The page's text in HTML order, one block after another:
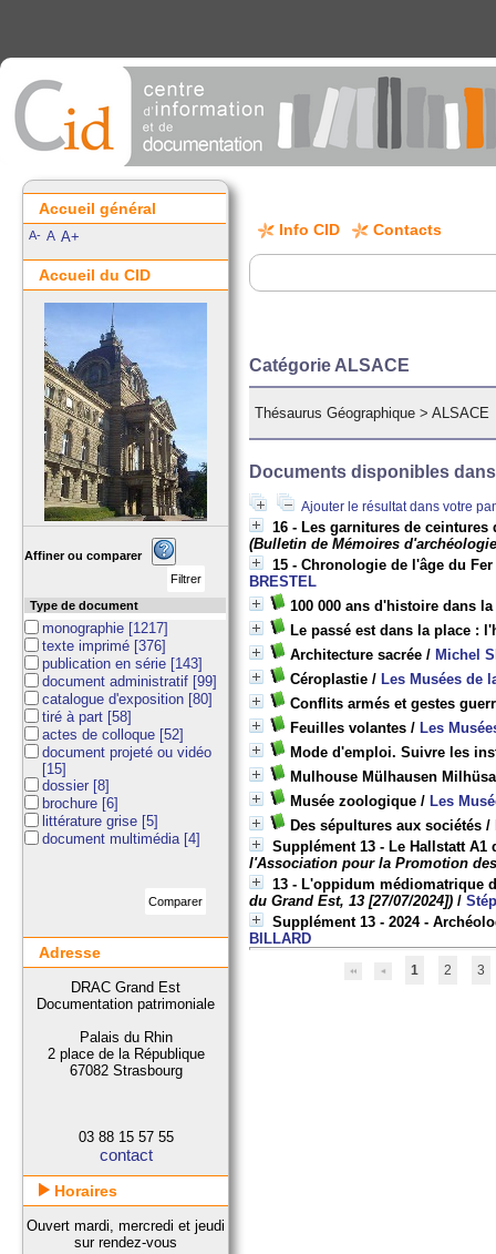
Info CID Contacts
Catégorie ALSACE
Thésaurus Géographique >ALSACE
Documents disponibles
Ajouter le résultat dans votre
16 - Les garnitures de
(Bulletin de Mémoires
15 - Chronologie de l'âge du Fer
BRESTEL
100 000 ans d'histoire dans
Le passé est dans la place :
Architecture sacrée / Michel
Céroplastie / Les Musées de
Conflits armés et gestes
Feuilles volantes / Les
Mode d'emploi. Suivre les
Mulhouse Mülhausen
Musée zoologique / Les
Des sépultures aux sociétés /
Supplément 13 - Le Hallstatt
l'Association pour la Promotion
13 - L'oppidum médiomatrique
du Grand Est, 13 [27/07/2024]) /
Supplément 13 - 2024 -
BILLARD
1 2 3
Accueil général
A- A A+
Accueil du CID
Affiner ou comparer
Type de document
monographie [1217]
texte imprimé [376]
publication en série [143]
document administratif [99]
catalogue d'exposition [80]
tiré à part [58]
actes de colloque [52]
document projeté ou vidéo
[15]
dossier [8]
brochure [6]
littérature grise [5]
document multimédia [4]
Adresse
DRAC Grand Est
Documentation patrimoniale
Palais du Rhin
2 place de la République
67082 Strasbourg
03 88 15 57 55
contact
Horaires
Ouvert mardi, mercredi et jeudi
sur rendez-vous